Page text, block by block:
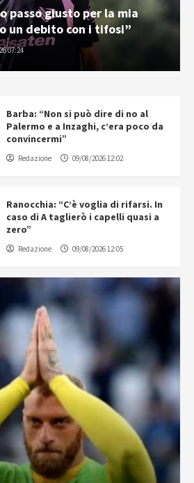
passo giusto per la mia
un debito con i tifosi”
07:24
Barba: “Non si può dire di no al
Palermo e a Inzaghi, c’era poco da
convincermi”
Redazione 09/08/2026 12:02
Ranocchia: “C’è voglia di rifarsi. In
caso di A taglierò i capelli quasi a
zero”
Redazione 09/08/2026 12:05